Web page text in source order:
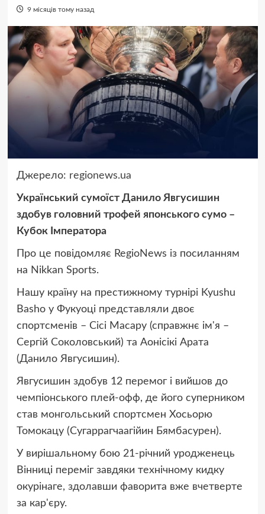
9 місяців тому назад
Джерело: regionews.ua
Український сумоїст Данило Явгусишин
здобув головний трофей японського сумо –
Кубок Імператора
Про це повідомляє RegioNews із посиланням
на Nikkan Sports.
Нашу країну на престижному турнірі Kyushu
Basho у Фукуоці представляли двоє
спортсменів – Сісі Масару (справжнє ім'я –
Сергій Соколовський) та Аонісікі Арата
(Данило Явгусишин).
Явгусишин здобув 12 перемог і вийшов до
чемпіонського плей-офф, де його суперником
став монгольський спортсмен Хосьорю
Томокацу (Сугаррагчаагійин Бямбасурен).
У вирішальному бою 21-річний уродженець
Вінниці переміг завдяки технічному кидку
окурінаге, здолавши фаворита вже вчетверте
за кар'єру.